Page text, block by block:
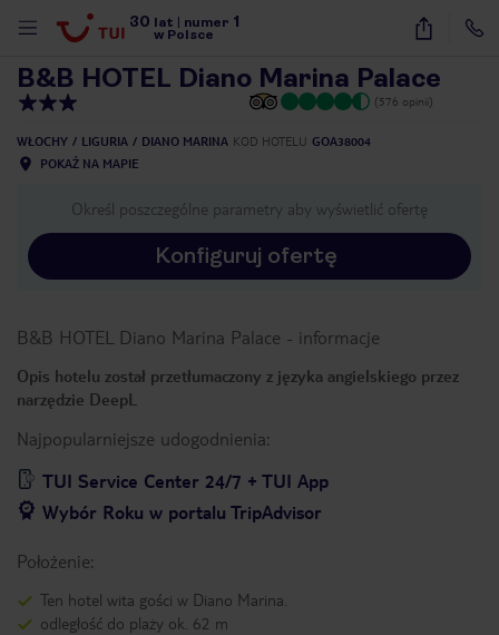
30 lat numer 1
w Polsce
29
B&B HOTEL Diano Marina Palace
(576 opinii)
WŁOCHY LIGURIA DIANO MARINA KOD HOTELU GOA38004
POKAŻ NA MAPIE
Określ poszczególne parametry aby wyświetlić ofertę
Konfiguruj ofertę
B&B HOTEL Diano Marina Palace - informacje
Opis hotelu został przetłumaczony z języka angielskiego przez
narzędzie DeepL
Najpopularniejsze udogodnienia:
TUI Service Center 24/7 + TUI App
Wybór Roku w portalu TripAdvisor
Położenie:
Ten hotel wita gości w Diano Marina.
odległość do plaży ok. 62 m